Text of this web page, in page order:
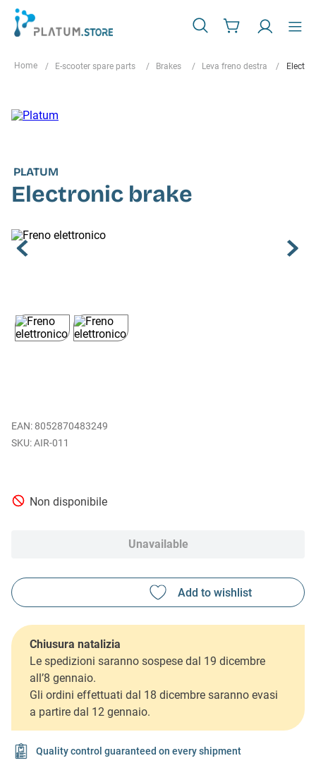
E-scooter spare parts Brakes Leva freno destra
PLATUM
Electronic brake
EAN: 8052870483249
AIR-011
Non disponibile
Unavailable
Chiusura natalizia
Le spedizioni saranno sospese dal 19 dicembre
all’8 gennaio.
Gli ordini effettuati dal 18 dicembre saranno evasi
a partire dal 12 gennaio.
Quality control guaranteed on every shipment